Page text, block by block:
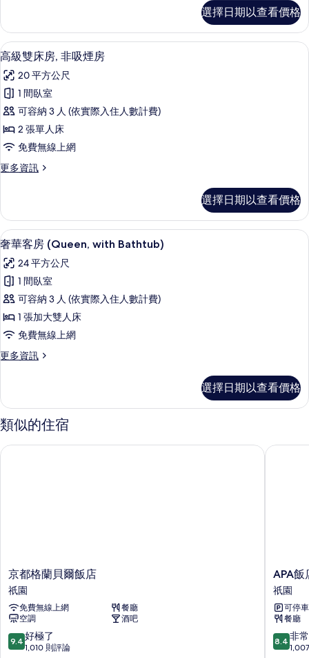
房
(Queen,
with
Garden
View)
的
所
有
片
客
房,
非
煙
房
(Queen,
with
Garden
View)
的
詳
選擇日期以查看價格
顯
示
高
級
雙
床
非
煙
房
的
所
有
相
片
高級雙床房, 非吸煙房 | 低過敏寢具、
12
高級雙床房, 非吸煙房
20 平方公尺
1 間臥室
可容納 3 人 (依實際入住人數計費)
2 張單人床
免費無線上網
更多資訊
更
雙
床
房,
吸
煙
房
的
詳
情
選擇日期以查看價格
顯
示
奢
華
客
房
(Queen,
with
所
有
相
低過敏寢具、Tempur-Pedic 床墊、免
9
奢華客房 (Queen, with Bathtub)
24 平方公尺
1 間臥室
可容納 3 人 (依實際入住人數計費)
1 張加大雙人床
免費無線上網
更多資訊
更
客
房
(Queen,
with
Bathtub)
選擇日期以查看價格
類似的住宿
京
都
格
蘭
貝
爾
飯
京都格蘭貝爾飯店
祇園
免費無線上網
餐廳
空調
酒吧
9.4
分，
9.4 好極了
1,010 則評論
京都格蘭貝爾飯店
APA
飯
店
〈京
都
祇
園〉
APA飯
祇園
可停車
餐廳
8.4
分，
8.4 非
APA飯